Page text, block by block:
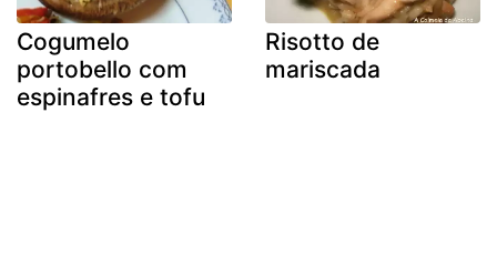
Cogumelo
portobello com
espinafres e tofu
Risotto de
mariscada